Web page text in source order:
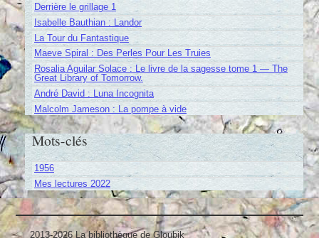
Derrière le grillage 1
Isabelle Bauthian : Landor
La Tour du Fantastique
Maeve Spiral : Des Perles Pour Les Truies
Rosalia Aguilar Solace : Le livre de la sagesse tome 1 — The
Great Library of Tomorrow.
André David : Luna Incognita
Malcolm Jameson : La pompe à vide
Mots-clés
1956
Mes lectures 2022
2013-2026 La bibliothèque de Gloubik